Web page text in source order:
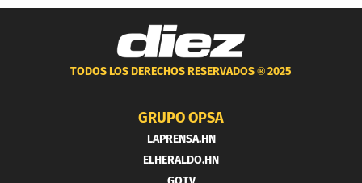
TODOS LOS DERECHOS RESERVADOS ®2025
GRUPO OPSA
LAPRENSA.HN
ELHERALDO.HN